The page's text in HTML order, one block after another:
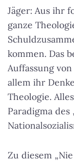
Jäger: Aus ihr
ganze
kommen. Das
Auffassung
allem ihr
Theologie.
Paradigma
Zu diesem